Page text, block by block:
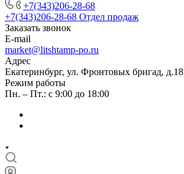
+7(343)206-28-68
+7(343)206-28-68 Отдел продаж
Заказать звонок
E-mail
market@litshtamp-po.ru
Адрес
Екатеринбург, ул. Фронтовых бригад, д.18
Режим работы
Пн. – Пт.: с 9:00 до 18:00